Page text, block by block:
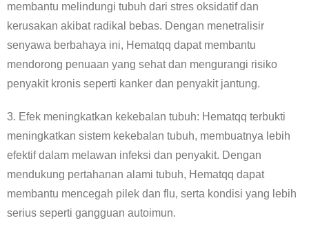
membantu melindungi tubuh dari stres oksidatif dan
kerusakan akibat radikal bebas. Dengan menetralisir
senyawa berbahaya ini, Hematqq dapat membantu
mendorong penuaan yang sehat dan mengurangi risiko
penyakit kronis seperti kanker dan penyakit jantung.
3. Efek meningkatkan kekebalan tubuh: Hematqq terbukti
meningkatkan sistem kekebalan tubuh, membuatnya lebih
efektif dalam melawan infeksi dan penyakit. Dengan
mendukung pertahanan alami tubuh, Hematqq dapat
membantu mencegah pilek dan flu, serta kondisi yang lebih
serius seperti gangguan autoimun.